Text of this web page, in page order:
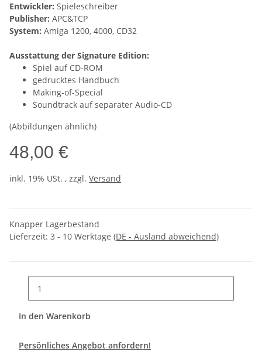
Entwickler: Spieleschreiber
Publisher: APC&TCP
System: Amiga 1200, 4000, CD32
Ausstattung der Signature Edition:
Spiel auf CD-ROM
gedrucktes Handbuch
Making-of-Special
Soundtrack auf separater Audio-CD
(Abbildungen ähnlich)
48,00 €
inkl. 19% USt. , zzgl. Versand
Knapper Lagerbestand
Lieferzeit: 3 - 10 Werktage (DE - Ausland abweichend)
In den Warenkorb
Persönliches Angebot anfordern!